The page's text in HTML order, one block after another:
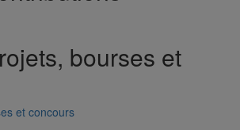
bourses et
et concours